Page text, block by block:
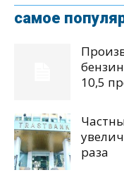
самое
10,5
раза